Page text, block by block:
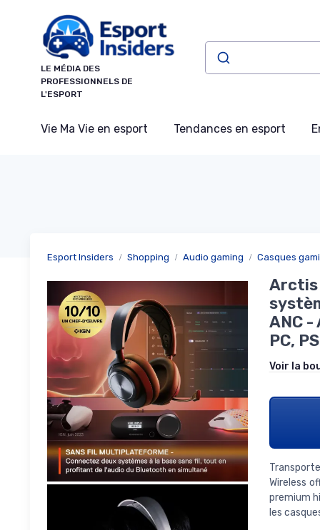
LE MÉDIA DES
PROFESSIONNELS DE
L'ESPORT
Vie Ma Vie en esport Tendances en esport
Esport Insiders Shopping Audio gaming Casques
Arctis
ANC
PC,
Voir la
Wireless
premium
les